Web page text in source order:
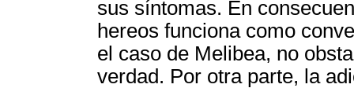
sus síntomas. En
hereos funciona como
el caso de Melibea, no
verdad. Por otra parte, la